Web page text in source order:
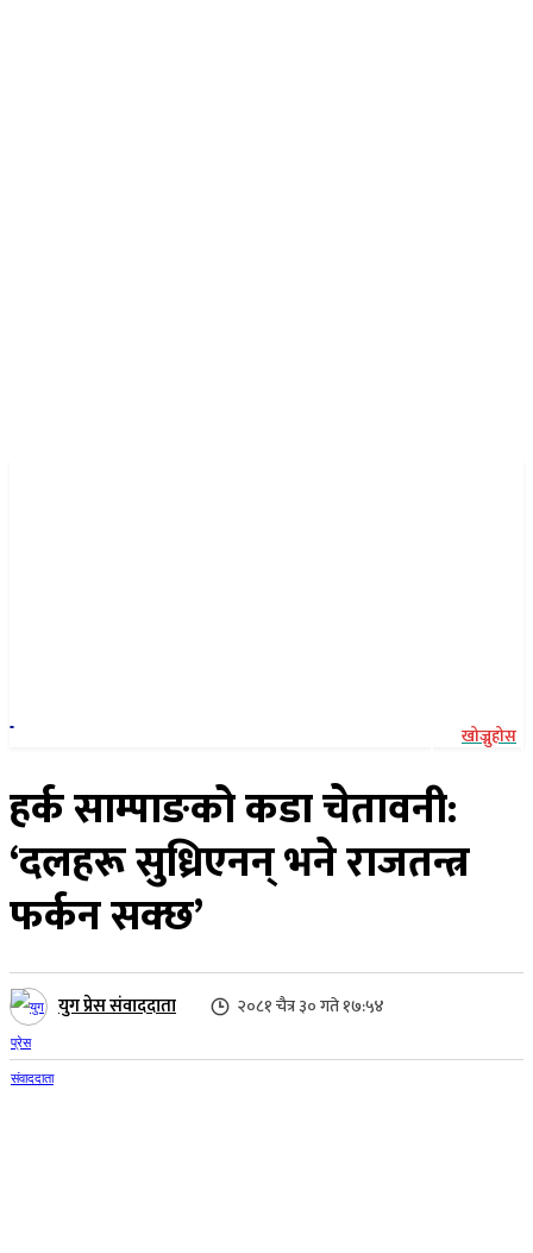
खोज्नुहोस
हर्क साम्पाङको कडा चेतावनी:
‘दलहरू सुध्रिएनन् भने राजतन्त्र
फर्कन सक्छ’
युग प्रेस संवाददाता २०८१ चैत्र ३० गते १७:५४